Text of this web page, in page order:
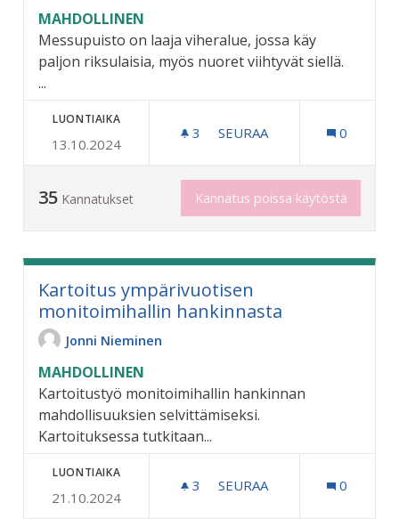
MAHDOLLINEN
Messupuisto on laaja viheralue, jossa käy
paljon riksulaisia, myös nuoret viihtyvät siellä.
...
LUONTIAIKA
13.10.2024
3 3 SEURAAJAA
SEURAA 0
35 Kannatukset Kannatus poissa käytöstä
Kartoitus ympärivuotisen
monitoimihallin hankinnasta
Jonni Nieminen
MAHDOLLINEN
Kartoitustyö monitoimihallin hankinnan
mahdollisuuksien selvittämiseksi.
Kartoituksessa tutkitaan...
LUONTIAIKA
21.10.2024
3 3 SEURAAJAA
SEURAA 0